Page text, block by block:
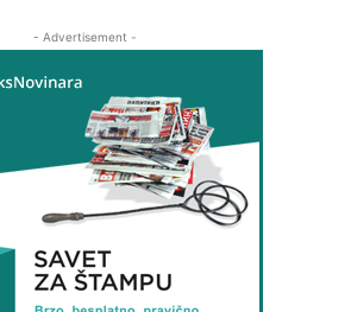
- Advertisement -